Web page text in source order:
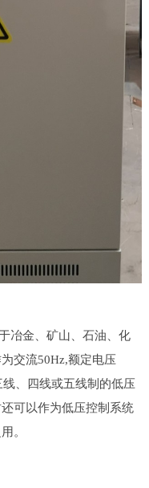
冶金、矿山、石油、化
交流50Hz,额定电压
、四线或五线制的低压
可以作为低压控制系统
。